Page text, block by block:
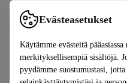
Evästeasetukset
Käytämme evästeitä
merkityksellisempiä sisältöjä.
pyydämme suostumustasi,
Käytä refurbed-palvelua nopeasti ja